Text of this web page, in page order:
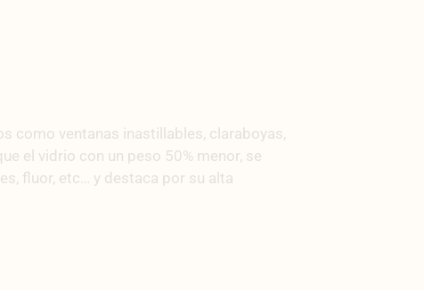
como ventanas inastillables, claraboyas,
el vidrio con un peso 50% menor, se
fluor, etc… y destaca por su alta